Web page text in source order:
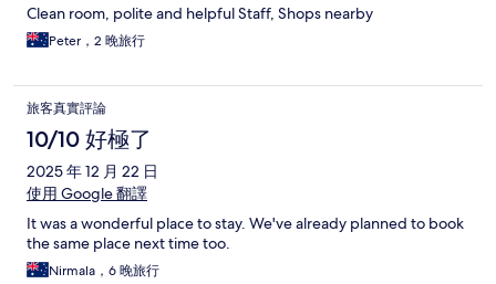
Clean room, polite and helpful Staff, Shops nearby
Peter，2 晚旅行
旅客真實評論
10/10 好極了
2025 年 12 月 22 日
使用 Google 翻譯
It was a wonderful place to stay. We've already planned to book
the same place next time too.
Nirmala，6 晚旅行